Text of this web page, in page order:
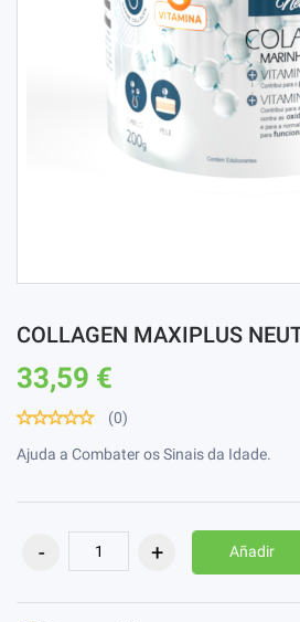
COLLAGEN MAXIPLUS
33,59 €
(0)
Ajuda a Combater os Sinais da Idade.
Añadir